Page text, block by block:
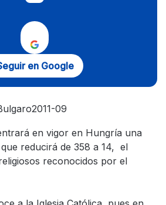
en Google
en vigor en Hungría una
reducirá de 358 a 14, el
reconocidos por el